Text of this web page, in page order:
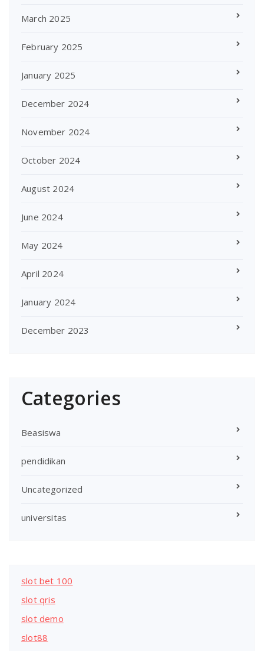
March 2025
February 2025
January 2025
December 2024
November 2024
October 2024
August 2024
June 2024
May 2024
April 2024
January 2024
December 2023
Categories
Beasiswa
pendidikan
Uncategorized
universitas
slot bet 100
slot qris
slot demo
slot88